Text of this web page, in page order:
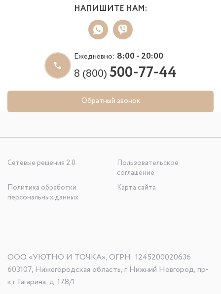
НАПИШИТЕ НАМ:
Ежедневно: 8:00 - 20:00
8 (800)500-77-44
Обратный звонок
Сетевые решения 2.0
Пользовательское
соглашение
Политика обработки
персональных данных
Карта сайта
ООО «УЮТНО И ТОЧКА», ОГРН: 1245200020636
603107, Нижегородская область, г. Нижний Новгород, пр-
кт Гагарина, д. 178/1